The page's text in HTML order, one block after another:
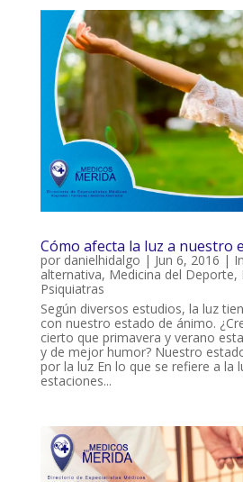
Cómo afecta la luz a nuestro
por danielhidalgo | Jun 6, 2016 |
alternativa, Medicina del Deporte,
Psiquiatras
Según diversos estudios, la luz
con nuestro estado de ánimo.
cierto que primavera y verano
y de mejor humor? Nuestro
por la luz En lo que se refiere a la
estaciones...